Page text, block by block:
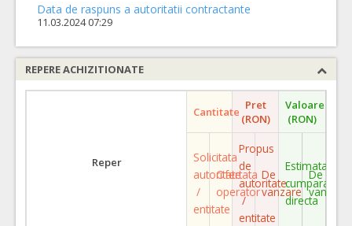
Data de raspuns a autoritatii contractante
11.03.2024 07:29
REPERE ACHIZITIONATE
Reper
Cantitate Pret
(RON)
Valoare
(RON)
Solicitata
autoritate
/
entitate
Ofertata
operator
Propus
de
autoritate
/
entitate
De
vanzare
Estimata
cumparare
directa
De
vanzare